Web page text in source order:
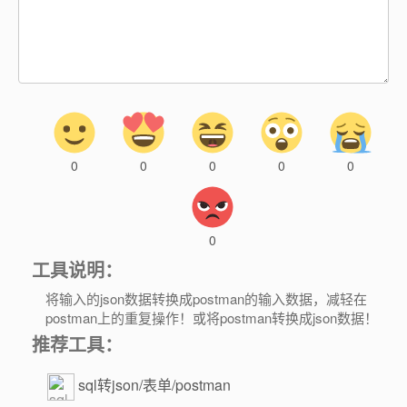
0 0 0 0 0
0
工具说明：
将输入的json数据转换成postman的输入数据，减轻在
postman上的重复操作！或将postman转换成json数据！
推荐工具：
sql转json/表单/postman